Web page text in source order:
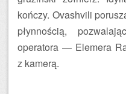
kończy. Ovashvili
płynnością,
operatora — Elemera
z kamerą.